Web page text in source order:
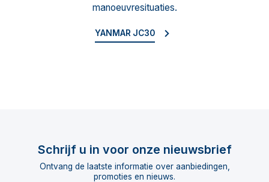
manoeuvresituaties.
YANMAR JC30
Schrijf u in voor onze nieuwsbrief
Ontvang de laatste informatie over aanbiedingen,
promoties en nieuws.